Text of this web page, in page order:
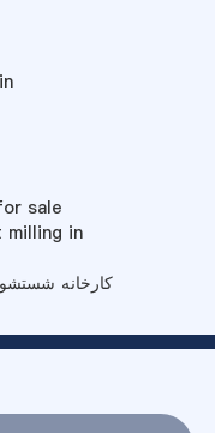
sale
in
کارخانه